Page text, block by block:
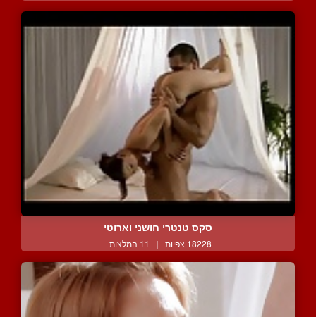
סקס טנטרי חושני וארוטי
18228 צפיות | 11 המלצות